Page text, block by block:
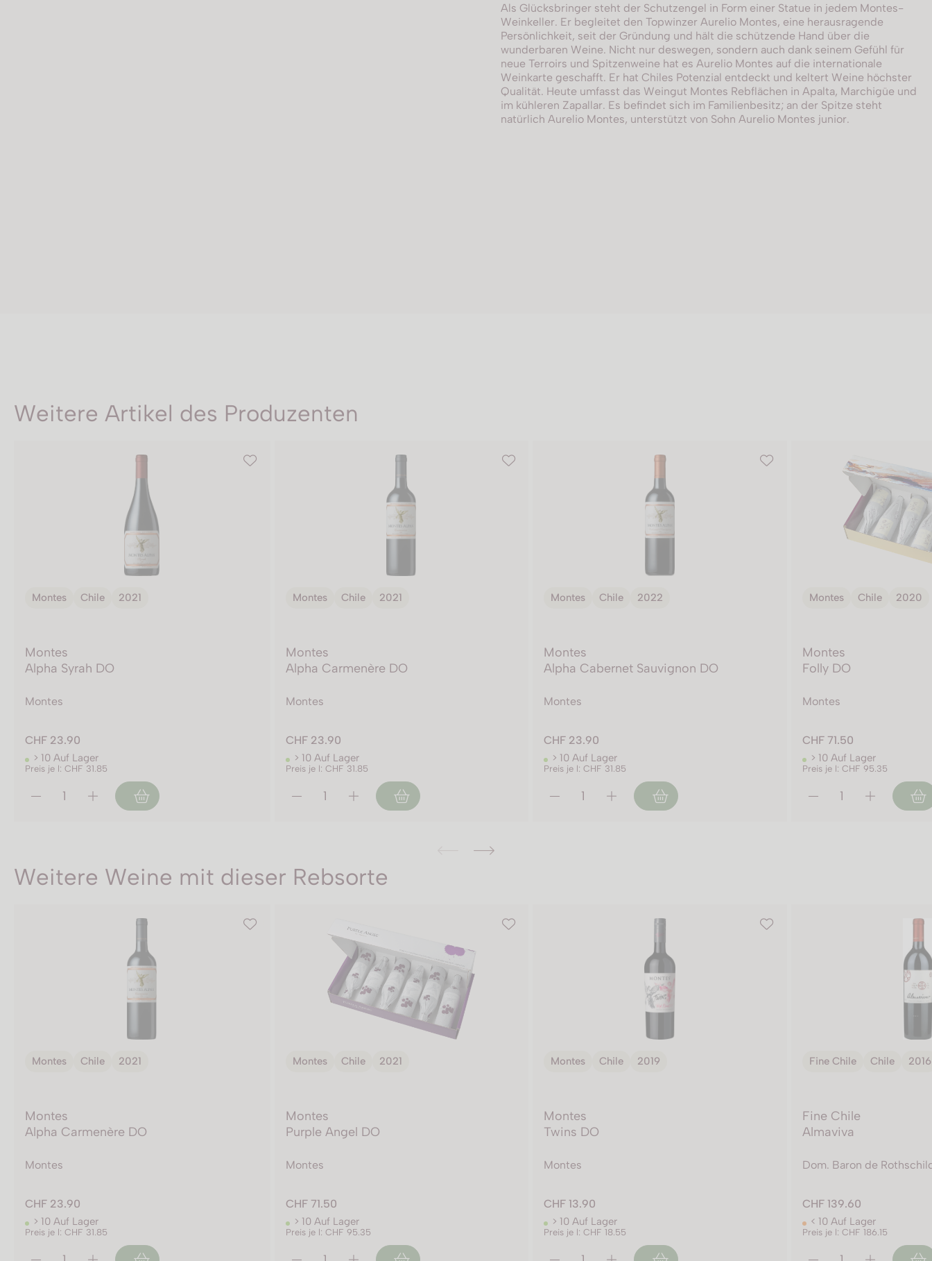
Als Glücksbringer steht der Schutzengel in Form einer Statue in jedem Montes-
Weinkeller. Er begleitet den Topwinzer Aurelio Montes, eine herausragende
Persönlichkeit, seit der Gründung und hält die schützende Hand über die
wunderbaren Weine. Nicht nur deswegen, sondern auch dank seinem Gefühl für
neue Terroirs und Spitzenweine hat es Aurelio Montes auf die internationale
Weinkarte geschafft. Er hat Chiles Potenzial entdeckt und keltert Weine höchster
Qualität. Heute umfasst das Weingut Montes Rebflächen in Apalta, Marchigüe und
im kühleren Zapallar. Es befindet sich im Familienbesitz; an der Spitze steht
natürlich Aurelio Montes, unterstützt von Sohn Aurelio Montes junior.
Weitere Artikel des Produzenten
Montes Chile 2021
Montes
Alpha Syrah DO
Montes
CHF 23.90
> 10 Auf Lager
Preis je l: CHF 31.85
Montes Chile 2021
Montes
Alpha Carmenère DO
Montes
CHF 23.90
> 10 Auf Lager
Preis je l: CHF 31.85
Montes Chile 2022
Montes
Alpha Cabernet Sauvignon DO
Montes
CHF 23.90
> 10 Auf Lager
Preis je l: CHF 31.85
Montes Chile 2020
Montes
Folly DO
Montes
CHF 71.50
> 10 Auf Lager
Preis je l: CHF 95.35
Weitere Weine mit dieser Rebsorte
Montes Chile 2021
Montes
Alpha Carmenère DO
Montes
CHF 23.90
> 10 Auf Lager
Preis je l: CHF 31.85
Montes Chile 2021
Montes
Purple Angel DO
Montes
CHF 71.50
> 10 Auf Lager
Preis je l: CHF 95.35
Montes Chile 2019
Montes
Twins DO
Montes
CHF 13.90
> 10 Auf Lager
Preis je l: CHF 18.55
Fine Chile Chile 2016
Fine Chile
Almaviva
Dom. Baron de
CHF 139.60
< 10 Auf Lager
Preis je l: CHF 186.15